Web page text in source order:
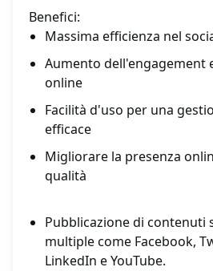
Benefici:
Massima efficienza nel
Aumento dell'engagement
online
Facilità d'uso per una
efficace
Migliorare la presenza
qualità
Pubblicazione di contenuti
multiple come Facebook,
LinkedIn e YouTube.